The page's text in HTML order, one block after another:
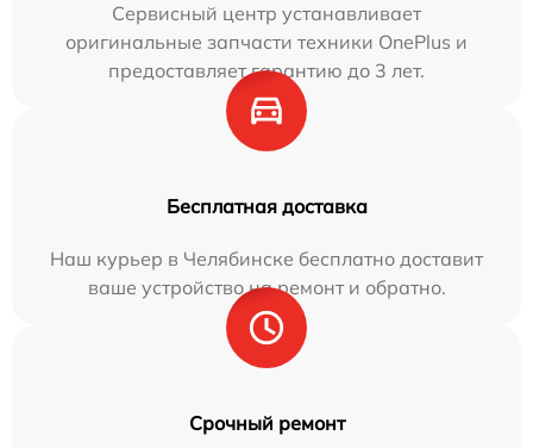
Сервисный центр устанавливает
оригинальные запчасти техники OnePlus и
предоставляет гарантию до 3 лет.
Бесплатная доставка
Наш курьер в Челябинске бесплатно доставит
ваше устройство на ремонт и обратно.
Срочный ремонт